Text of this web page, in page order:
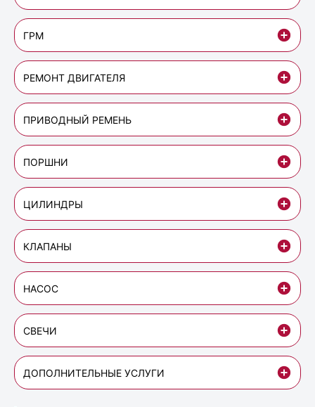
ГРМ
РЕМОНТ ДВИГАТЕЛЯ
ПРИВОДНЫЙ РЕМЕНЬ
ПОРШНИ
ЦИЛИНДРЫ
КЛАПАНЫ
НАСОС
СВЕЧИ
ДОПОЛНИТЕЛЬНЫЕ УСЛУГИ